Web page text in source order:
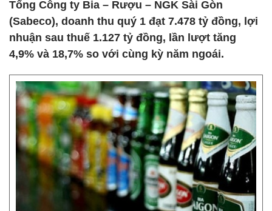
Tổng Công ty Bia – Rượu – NGK Sài Gòn
(Sabeco), doanh thu quý 1 đạt 7.478 tỷ đồng, lợi
nhuận sau thuế 1.127 tỷ đồng, lần lượt tăng
4,9% và 18,7% so với cùng kỳ năm ngoái.